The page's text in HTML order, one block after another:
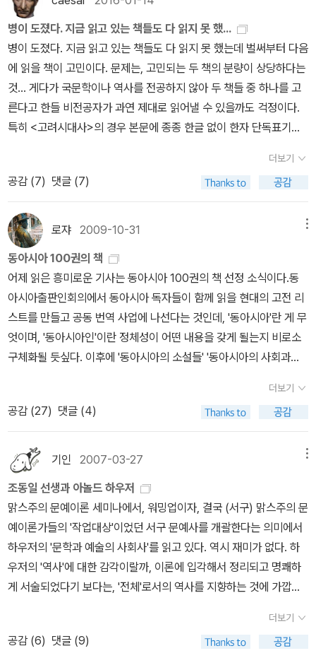
병이 도졌다. 지금 읽고 있는 책들도 다 읽지 못 했...
병이 도졌다. 지금 읽고 있는 책들도 다 읽지 못 했는데 벌써부터 다음
에 읽을 책이 고민이다. 문제는, 고민되는 두 책의 분량이 상당하다는
것… 게다가 국문학이나 역사를 전공하지 않아 두 책들 중 하나를 고
른다고 한들 비전공자가 과연 제대로 읽어낼 수 있을까도 걱정이다.
특히 <고려시대사>의 경우 본문에 종종 한글 없이 한자 단독표기가
들로 고민을 하느냐고 반성을 하면서도… ˝역사 공부 더 해보고 싶어
서!˝라는 알 수 없는 욕심, 새해인데 조금 더 깊은 내용에 도전해보자
는 욕심이 자꾸 생겨나서 괴롭다. 곧 선택할 테지만… 부디 사놓고 ˝역
시 지금은 무리…˝라며 덮지 않고 완독할 수 있기를 바란다.
더보기
공감 (7) 댓글 (7)
로쟈 2009-10-31
동아시아 100권의 책
어제 읽은 흥미로운 기사는 동아시아 100권의 책 선정 소식이다.동
아시아출판인회의에서 동아시아 독자들이 함께 읽을 현대의 고전 리
스트를 만들고 공동 번역 사업에 나선다는 것인데, '동아시아'란 게 무
엇이며, '동아시아인'이란 정체성이 어떤 내용을 갖게 될는지 비로소
구체화될 듯싶다. 이후에 '동아시아의 소설들' '동아시아의 사회과학
보면번역작업이 아주지난하지 않을까 싶은데, 일단은 한국 선정 도서
26권의 리스트를 눈요기 해본다. 나머지 74권의선정 도서가 차례로
번역돼 나오길 기대하면서...한국일보(09. 10. 30) 동아시아 독서 공
동체, 끊겼던 맥 다시 잇는다동아시아의 독자들이 함께 읽게 될 현대
의 고전 100권이 선정됐다. 한국, 중국, 일본, 대만, 홍콩 등 동아시아
인문출판사들의 협의체인 동아시아출판인회의(회장 김언호 한길사
대표)는 29일 전북대에서 제9회 동아시아출판인대회를 열고 '동아시
아 100권의 책'을 발표했다.100권의 책은 각국의 선정위원회가 고른
근ㆍ현대의 대표적 인문 도서로 한ㆍ중ㆍ일 각 26권, 대만 15권, 홍
콩 7권으로 구성됐다. 이 책들은 2010년 선정 경위와 개요를 담은 해
제집 발간을 시작으로, 각국 정부의 번역 지원을 받아 출간될 예정이
다.동아시아출판인회의는 2005년 결성, 도쿄에서 열린 제1회 대회
때부터 100권의 책 공동 출판 사업을 추진해 왔다. 동아시아출판인
더보기
공감 (27) 댓글 (4)
기인 2007-03-27
조동일 선생과 아놀드 하우저
맑스주의 문예이론 세미나에서, 워밍업이자, 결국 (서구) 맑스주의 문
예이론가들의 '작업대상'이었던 서구 문예사를 개괄한다는 의미에서
하우저의 '문학과 예술의 사회사'를 읽고 있다. 역시 재미가 없다. 하
우저의 '역사'에 대한 감각이랄까, 이론에 입각해서 정리되고 명쾌하
게 서술되었다기 보다는, '전체'로서의 역사를 지향하는 것에 가깝다.
사도 선생이 서문에서 밝히듯, 일단은 '전체'로서의 문학사를 지향한
다고 했고, 이는 '한국'(?)이라는 공간적, 민족적(?) 범위와 '문학'이라
더보기
공감 (6) 댓글 (9)